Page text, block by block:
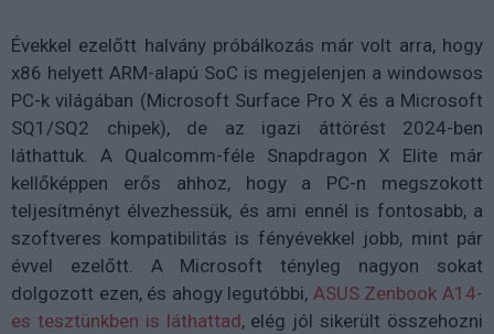
Évekkel ezelőtt halvány próbálkozás már volt arra, hogy
x86 helyett ARM-alapú SoC is megjelenjen a windowsos
PC-k világában (Microsoft Surface Pro X és a Microsoft
SQ1/SQ2 chipek), de az igazi áttörést 2024-ben
láthattuk. A Qualcomm-féle Snapdragon X Elite már
kellőképpen erős ahhoz, hogy a PC-n megszokott
teljesítményt élvezhessük, és ami ennél is fontosabb, a
szoftveres kompatibilitás is fényévekkel jobb, mint pár
évvel ezelőtt. A Microsoft tényleg nagyon sokat
dolgozott ezen, és ahogy legutóbbi, ASUS Zenbook A14-
es tesztünkben is láthattad, elég jól sikerült összehozni